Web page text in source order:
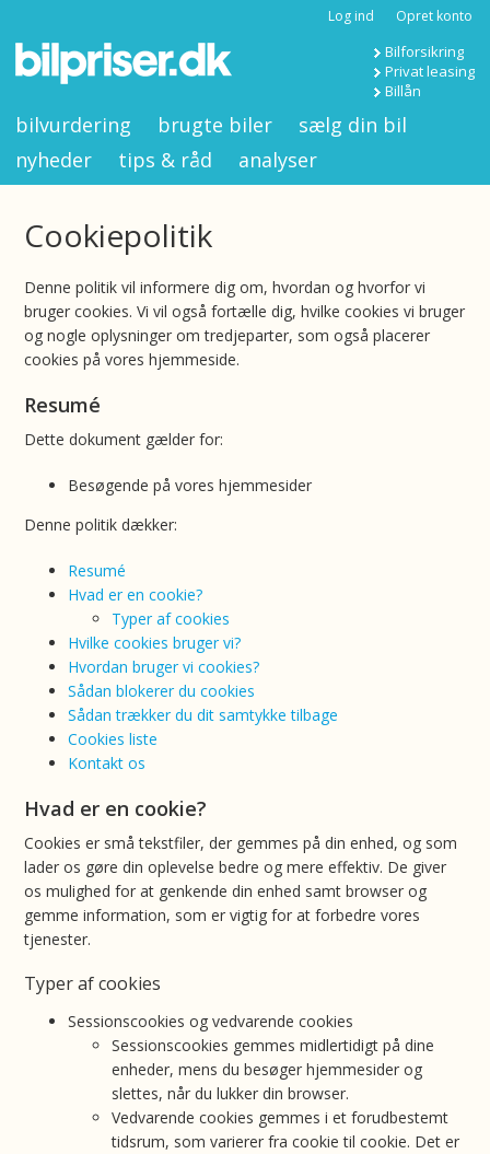
Log ind Opret konto
Bilforsikring
Privat leasing
Billån
bilvurdering brugte biler
sælg din bil
nyheder
tips & råd analyser
Cookiepolitik
Denne politik vil informere dig om, hvordan og hvorfor vi
bruger cookies. Vi vil også fortælle dig, hvilke cookies vi bruger
og nogle oplysninger om tredjeparter, som også placerer
cookies på vores hjemmeside.
Resumé
Dette dokument gælder for:
Besøgende på vores hjemmesider
Denne politik dækker:
Resumé
Hvad er en cookie?
Typer af cookies
Hvilke cookies bruger vi?
Hvordan bruger vi cookies?
Sådan blokerer du cookies
Sådan trækker du dit samtykke tilbage
Cookies liste
Kontakt os
Hvad er en cookie?
Cookies er små tekstfiler, der gemmes på din enhed, og som
lader os gøre din oplevelse bedre og mere effektiv. De giver
os mulighed for at genkende din enhed samt browser og
gemme information, som er vigtig for at forbedre vores
tjenester.
Typer af cookies
Sessionscookies og vedvarende cookies
Sessionscookies gemmes midlertidigt på dine
enheder, mens du besøger hjemmesider og
slettes, når du lukker din browser.
Vedvarende cookies gemmes i et forudbestemt
tidsrum, som varierer fra cookie til cookie. Det er